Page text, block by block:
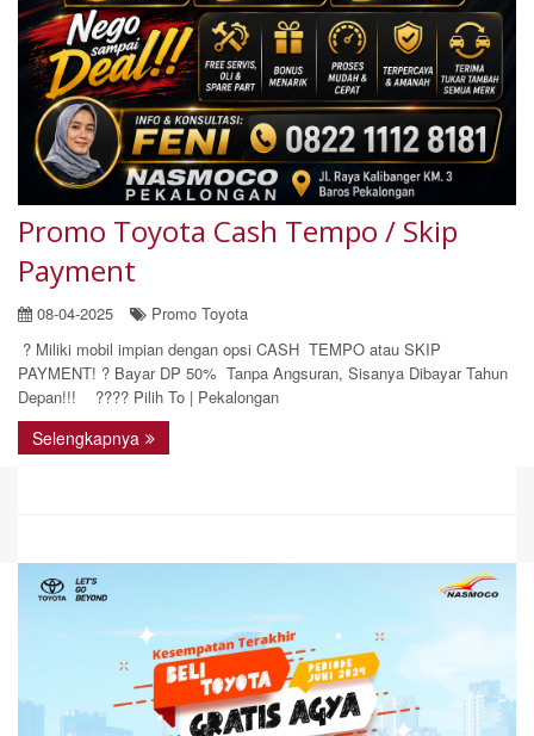
Promo Toyota Cash Tempo / Skip
Payment
08-04-2025
Promo Toyota
? Miliki mobil impian dengan opsi CASH TEMPO atau SKIP
PAYMENT! ? Bayar DP 50% Tanpa Angsuran, Sisanya Dibayar Tahun
Depan!!! ???? Pilih To | Pekalongan
Selengkapnya